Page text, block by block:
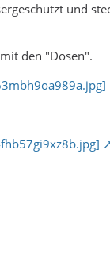
und
den "Dosen".